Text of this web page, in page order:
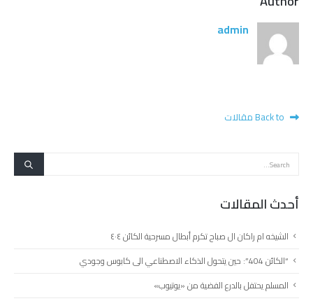
admin
أحدث المقالات
الشيخه ام راكان ال صباح تكرم أبطال مسرحية الكائن ٤٠٤
“الكائن 404”: حين يتحول الذكاء الاصطناعي الى كابوس وجودي
المسلم يحتفل بالدرع الفضية من «يوتيوب»